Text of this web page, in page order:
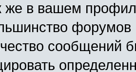
же в вашем
форумов
сообщений